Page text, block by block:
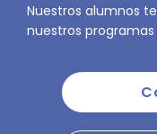
Nuestros alumnos
nuestros